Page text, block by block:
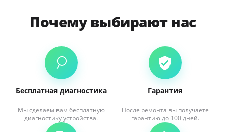
Почему выбирают нас
Бесплатная диагностика
Мы сделаем вам бесплатную
диагностику устройства.
Гарантия
После ремонта вы получаете
гарантию до 100 дней.